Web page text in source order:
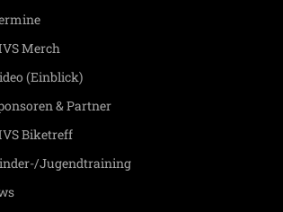
Merch
(Einblick)
& Partner
Biketreff
Jugendtraining